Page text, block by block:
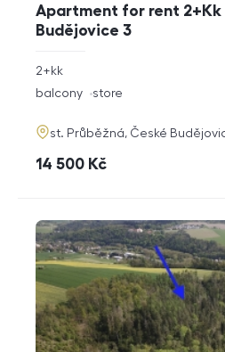
Apartment for rent 2+Kk
Budějovice 3
rozměry
2+kk
funkce
balcony store
adresa
st. Průběžná, České
cena
14 500 Kč